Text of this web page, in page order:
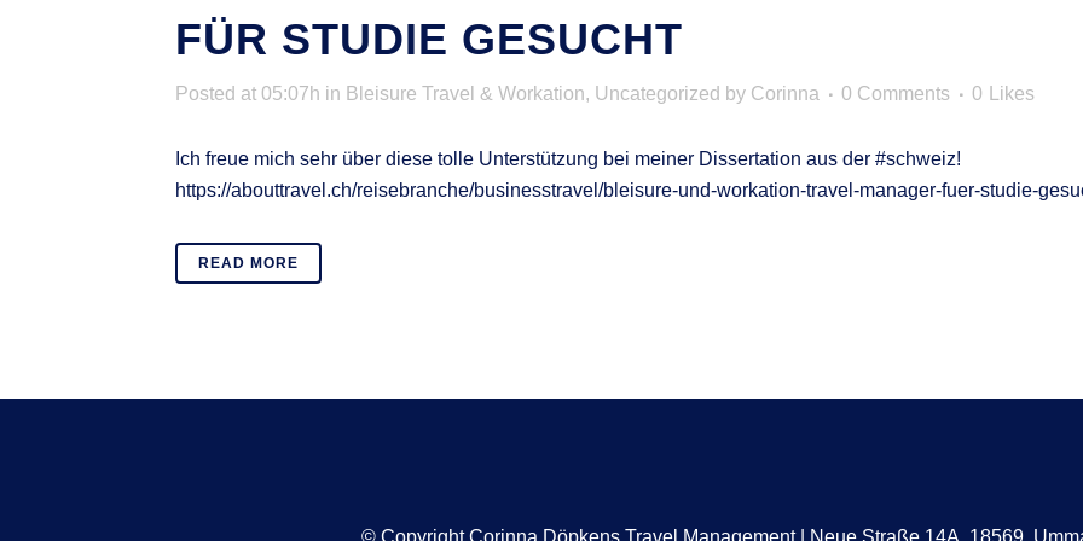
FÜR STUDIE GESUCHT
Posted at 05:07h in Bleisure Travel & Workation, Uncategorized by Corinna 0 Comments 0 Likes
Ich freue mich sehr über diese tolle Unterstützung bei meiner Dissertation aus der #schweiz!
https://abouttravel.ch/reisebranche/businesstravel/bleisure-und-workation-travel-manager-fuer-studie-
READ MORE
© Copyright Corinna Döpkens Travel Management | Neue Straße 14A, 18569,